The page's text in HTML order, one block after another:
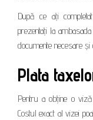
După ce ați
prezentați la
documente necesare
Plata
Pentru a obține o
Costul exact al vizei